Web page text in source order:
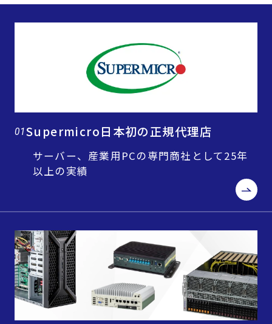
01Supermicro日本初の正規代理店
サーバー、産業用PCの専門商社として25年
以上の実績